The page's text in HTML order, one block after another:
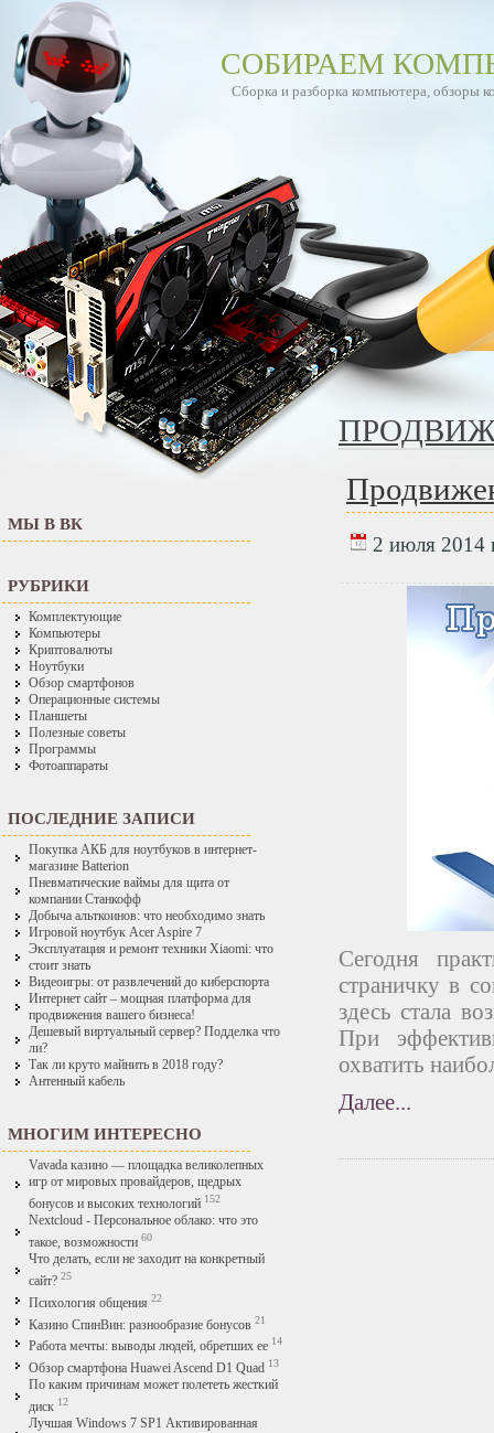
СОБИРАЕМ
Сборка и разборка компьютера, обзоры
МЫ В ВК
РУБРИКИ
Комплектующие
Компьютеры
Криптовалюты
Ноутбуки
Обзор смартфонов
Операционные системы
Планшеты
Полезные советы
Программы
Фотоаппараты
ПОСЛЕДНИЕ ЗАПИСИ
Покупка АКБ для ноутбуков в интернет-
магазине Batterion
Пневматические ваймы для щита от
компании Станкофф
Добыча альткоинов: что необходимо знать
Игровой ноутбук Acer Aspire 7
Эксплуатация и ремонт техники Xiaomi: что
стоит знать
Видеоигры: от развлечений до киберспорта
Интернет сайт – мощная платформа для
продвижения вашего бизнеса!
Дешевый виртуальный сервер? Подделка что
ли?
Так ли круто майнить в 2018 году?
Антенный кабель
МНОГИМ ИНТЕРЕСНО
Vavada казино — площадка великолепных
игр от мировых провайдеров, щедрых
бонусов и высоких технологий 152
Nextcloud - Персональное облако: что это
такое, возможности 60
Что делать, если не заходит на конкретный
сайт? 25
Психология общения 22
Казино СпинВин: разнообразие бонусов 21
Работа мечты: выводы людей, обретших ее 14
Обзор смартфона Huawei Ascend D1 Quad 13
По каким причинам может полететь жесткий
диск 12
Лучшая Windows 7 SP1 Активированная
2 июля 2014
Сегодня
страничку в
здесь стала
При
охватить
Далее...